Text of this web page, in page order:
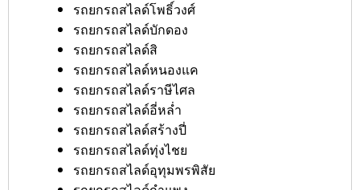
รถยกรถสไลด์โพธิ์วงศ์
รถยกรถสไลด์บักดอง
รถยกรถสไลด์สิ
รถยกรถสไลด์หนองแค
รถยกรถสไลด์ราษีไศล
รถยกรถสไลด์อี่หล่ำ
รถยกรถสไลด์สร้างปี่
รถยกรถสไลด์ทุ่งไชย
รถยกรถสไลด์อุทุมพรพิสัย